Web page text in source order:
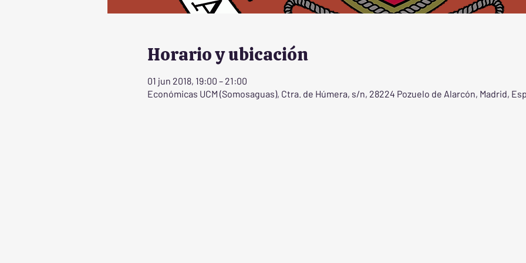
Horario y ubicación
01 jun 2018, 19:00 – 21:00
Económicas UCM (Somosaguas), Ctra. de Húmera, s/n, 28224 Pozuelo de Alarcón, Madrid,